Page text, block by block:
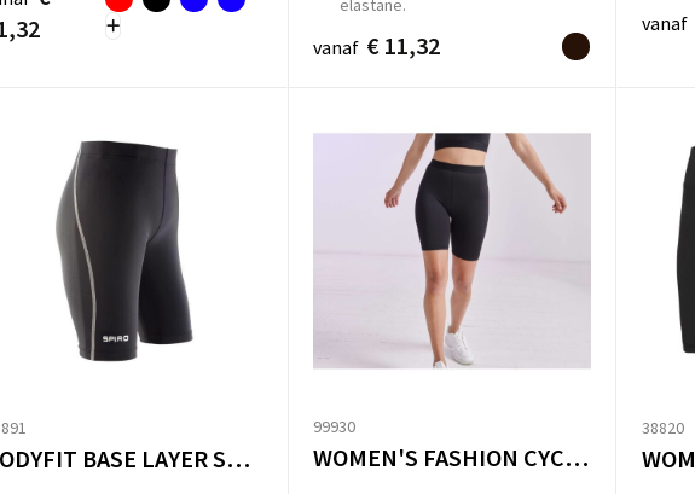
elastane.
vanaf € 11,32
vanaf
BODYFIT BASE LAYER SHORTS
99930
WOMEN'S FASHION CYCLING SHORTS
38820